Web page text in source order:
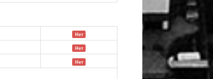
Нет
Нет
Нет